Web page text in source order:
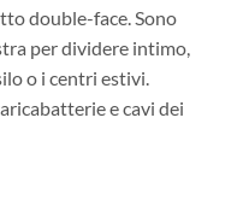
double-face. Sono
per dividere intimo,
o i centri estivi.
e cavi dei